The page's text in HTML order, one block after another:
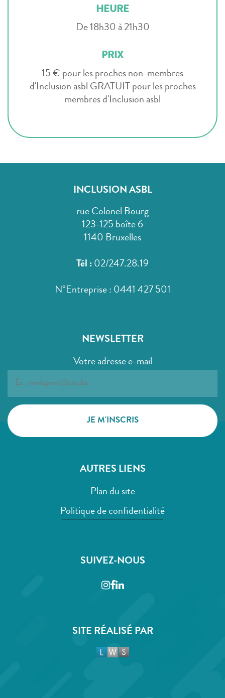
HEURE
De 18h30 à 21h30
PRIX
15 € pour les proches non-membres
d'Inclusion asbl GRATUIT pour les proches
membres d'Inclusion asbl
INCLUSION ASBL
rue Colonel Bourg
123-125 boîte 6
1140 Bruxelles
Tél : 02/247.28.19
N°Entreprise : 0441 427 501
NEWSLETTER
Votre adresse e-mail
AUTRES LIENS
Plan du site
Politique de confidentialité
SUIVEZ-NOUS
Instagram
Facebook
LinkedIn
SITE RÉALISÉ PAR